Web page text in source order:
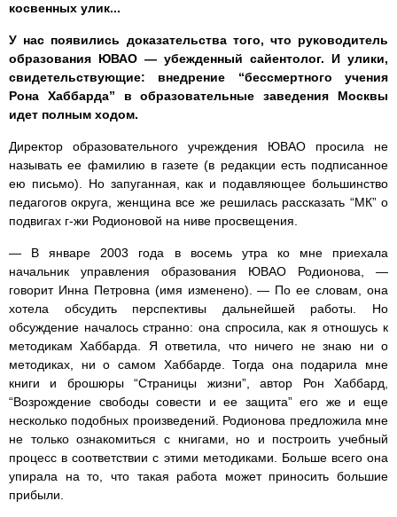
косвенных улик...
У нас появились доказательства того, что руководитель
образования ЮВАО — убежденный сайентолог. И улики,
свидетельствующие: внедрение “бессмертного учения
Рона Хаббарда” в образовательные заведения Москвы
идет полным ходом.
Директор образовательного учреждения ЮВАО просила не
называть ее фамилию в газете (в редакции есть подписанное
ею письмо). Но запуганная, как и подавляющее большинство
педагогов округа, женщина все же решилась рассказать “МК” о
подвигах г-жи Родионовой на ниве просвещения.
— В январе 2003 года в восемь утра ко мне приехала
начальник управления образования ЮВАО Родионова, —
говорит Инна Петровна (имя изменено). — По ее словам, она
хотела обсудить перспективы дальнейшей работы. Но
обсуждение началось странно: она спросила, как я отношусь к
методикам Хаббарда. Я ответила, что ничего не знаю ни о
методиках, ни о самом Хаббарде. Тогда она подарила мне
книги и брошюры “Страницы жизни”, автор Рон Хаббард,
“Возрождение свободы совести и ее защита” его же и еще
несколько подобных произведений. Родионова предложила мне
не только ознакомиться с книгами, но и построить учебный
процесс в соответствии с этими методиками. Больше всего она
упирала на то, что такая работа может приносить большие
прибыли.